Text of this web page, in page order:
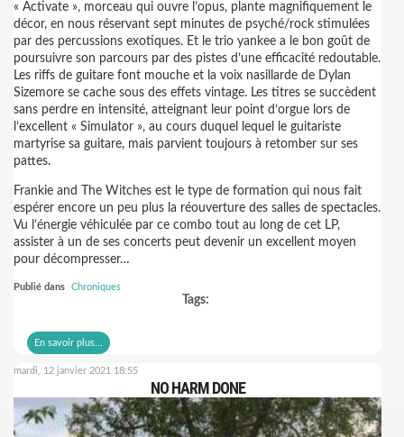
« Activate », morceau qui ouvre l’opus, plante magnifiquement le
décor, en nous réservant sept minutes de psyché/rock stimulées
par des percussions exotiques. Et le trio yankee a le bon goût de
poursuivre son parcours par des pistes d’une efficacité redoutable.
Les riffs de guitare font mouche et la voix nasillarde de Dylan
Sizemore se cache sous des effets vintage. Les titres se succèdent
sans perdre en intensité, atteignant leur point d’orgue lors de
l’excellent « Simulator », au cours duquel lequel le guitariste
martyrise sa guitare, mais parvient toujours à retomber sur ses
pattes.
Frankie and The Witches est le type de formation qui nous fait
espérer encore un peu plus la réouverture des salles de spectacles.
Vu l’énergie véhiculée par ce combo tout au long de cet LP,
assister à un de ses concerts peut devenir un excellent moyen
pour décompresser…
Publié dans Chroniques
Tags:
En savoir plus...
mardi, 12 janvier 2021 18:55
NO HARM DONE